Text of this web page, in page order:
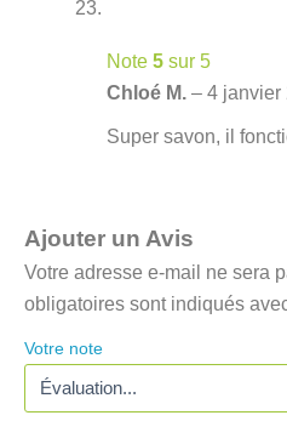
Note 5 sur 5
Chloé M. – 4 janvier
Super savon, il
Ajouter un Avis
Votre adresse e-mail ne sera
obligatoires sont indiqués
Votre note